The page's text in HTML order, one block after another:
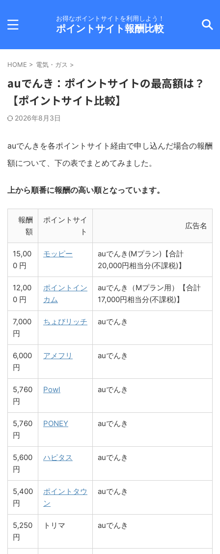
お得なポイントサイトを利用しよう！
ポイントサイト報酬比較
HOME > 電気・ガス >
auでんき：ポイントサイトの最高額は？
【ポイントサイト比較】
2026年8月3日
auでんきを各ポイントサイト経由で申し込んだ場合の報酬
額について、下の表でまとめてみました。
上から順番に報酬の高い順となっています。
報酬
額
ポイントサイ
ト
広告名
15,00
0 円
モッピー
auでんき(Mプラン)【合計
20,000円相当分(不課税)】
12,00
0 円
ポイントイン
カム
auでんき（Mプラン用）【合計
17,000円相当分(不課税)】
7,000
円
ちょびリッチ auでんき
6,000
円
アメフリ auでんき
5,760
円
Powl auでんき
5,760
円
PONEY auでんき
5,600
円
ハピタス auでんき
5,400
円
ポイントタウ
ン
auでんき
5,250
円
トリマ auでんき